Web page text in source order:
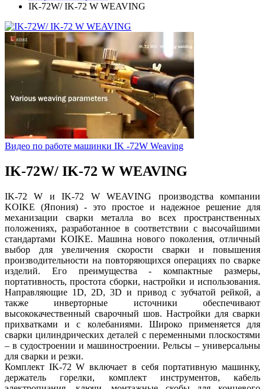
IK-72W/ IK-72 W WEAVING
Видео по работе машинки IK -72W Weaving
IK-72W/ IK-72 W WEAVING
IK-72 W и IK-72 W WEAVING производства компании
KOIKE (Япония) - это простое и надежное решение для
механизации сварки металла во всех пространственных
положениях, разработанное в соответствии с высочайшими
стандартами KOIKE. Машина нового поколения, отличный
выбор для увеличения скорости сварки и повышения
производительности на повторяющихся операциях по сварке
изделий. Его преимущества - компактные размеры,
портативность, простота сборки, настройки и использования.
Направляющие 1D, 2D, 3D и привод с зубчатой рейкой, а
также инверторные источники обеспечивают
высококачественный сварочный шов. Настройки для сварки
прихватками и с колебаниями. Широко применяется для
сварки цилиндрических деталей с переменными плоскостями
– в судостроении и машиностроении. Рельсы – универсальны
для сварки и резки.
Комплект IK-72 W включает в себя портативную машинку,
держатель горелки, комплект инструментов, кабель